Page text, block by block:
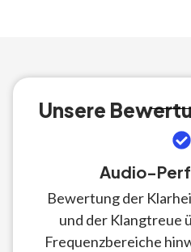
Unsere
Audio-
Bewertung der
und der Klangtreue
Frequenzbereiche